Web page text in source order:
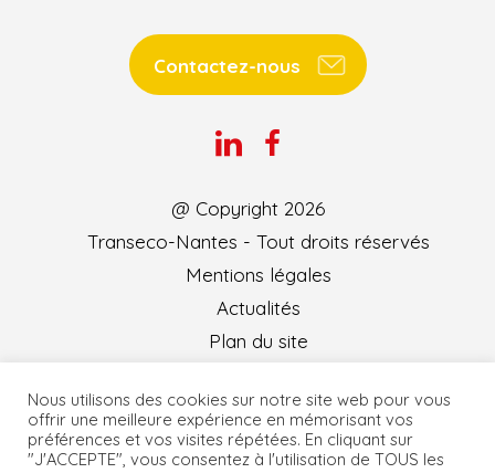
Contactez-nous
@ Copyright 2026
Transeco-Nantes - Tout droits réservés
Mentions légales
Actualités
Plan du site
Création et développement :KOOKline
Nous utilisons des cookies sur notre site web pour vous
offrir une meilleure expérience en mémorisant vos
préférences et vos visites répétées. En cliquant sur
"J'ACCEPTE", vous consentez à l'utilisation de TOUS les